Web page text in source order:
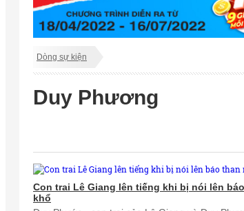
Dòng sự kiện
Duy Phương
Con trai Lê Giang lên tiếng khi bị nói lên
khổ